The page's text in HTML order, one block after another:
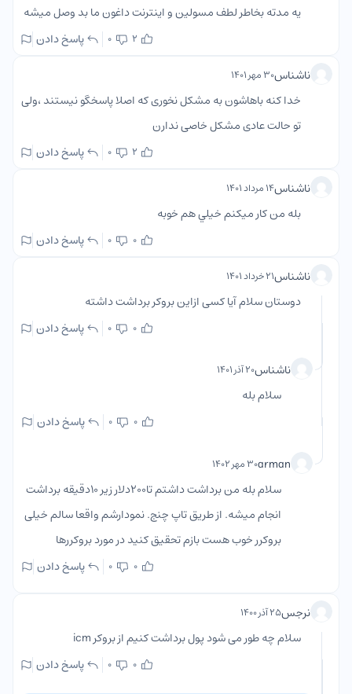
یه مدته بخاطر لطف مسولین و اینترنت داغون ما بد وصل میشه
2
0
پاسخ دادن
ناشناس۳۰ مهر ۱۴۰۱
خدا کنه باهاشون به مشکل نخوری که اصلا پاسخگو نیستند ،ولی
تو حالت عادی مشکل خاصی ندارن
2
0
پاسخ دادن
ناشناس۱۴ مرداد ۱۴۰۱
بله من كار ميكنم خيلي هم خوبه
0
0
پاسخ دادن
ناشناس۲۱ خرداد ۱۴۰۱
دوستان سلام آیا کسی ازاین بروکر برداشت داشته
0
0 پاسخ دادن
ناشناس۲۰ آذر ۱۴۰۱
سلام بله
0
0 پاسخ دادن
arman۳۰ مهر ۱۴۰۲
سلام بله من برداشت داشتم تا200دلار زیر 10دقیقه برداشت
انجام میشه. از طریق تاپ چنج. نمودارشم واقعا سالم خیلی
بروکرر خوب هست بازم تحقیق کنید در مورد بروکررها
0
0 پاسخ دادن
نرجس۲۵ آذر ۱۴۰۰
سلام چه طور می شود پول برداشت کنیم از بروکر icm
0
0 پاسخ دادن